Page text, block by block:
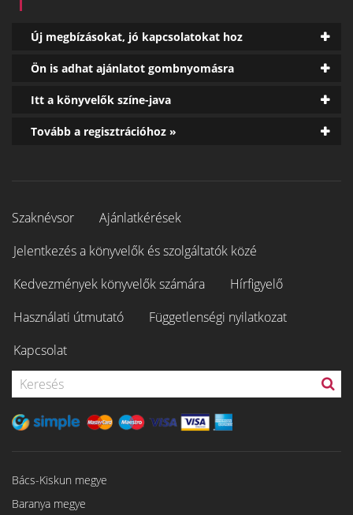
Új megbízásokat, jó kapcsolatokat hoz
Ön is adhat ajánlatot gombnyomásra
Itt a könyvelők színe-java
Tovább a regisztrációhoz »
Szaknévsor
Ajánlatkérések
Jelentkezés a könyvelők és szolgáltatók közé
Kedvezmények könyvelők számára
Hírfigyelő
Használati útmutató
Függetlenségi nyilatkozat
Kapcsolat
Bács-Kiskun megye
Baranya megye